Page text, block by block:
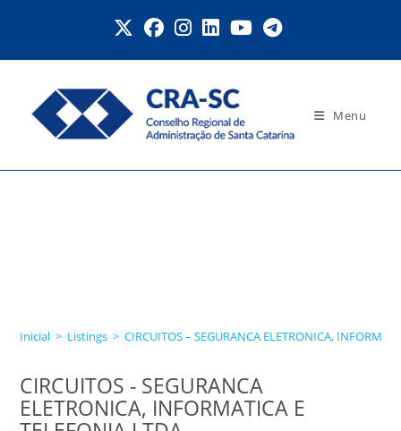
Menu
Inicial > Listings > CIRCUITOS – SEGURANCA ELETRONICA,
CIRCUITOS - SEGURANCA
ELETRONICA, INFORMATICA E